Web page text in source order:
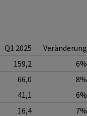
Q1 2025
Veränderung
159,2
6%
66,0
8%
41,1
6%
16,4
7%